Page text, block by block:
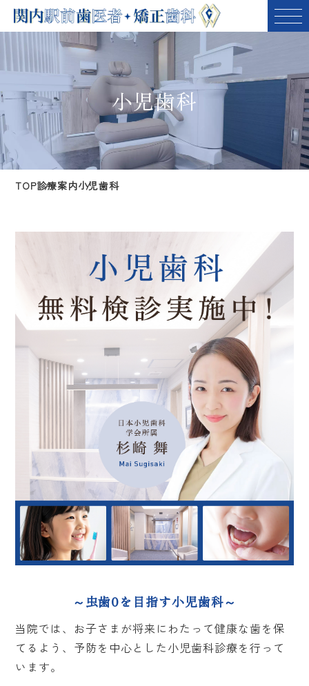
小児歯科
TOP診療案内小児歯科
～虫歯0を目指す小児歯科～
当院では、お子さまが将来にわたって健康な歯を保
てるよう、 予防を中心とした小児歯科診療を行って
います。